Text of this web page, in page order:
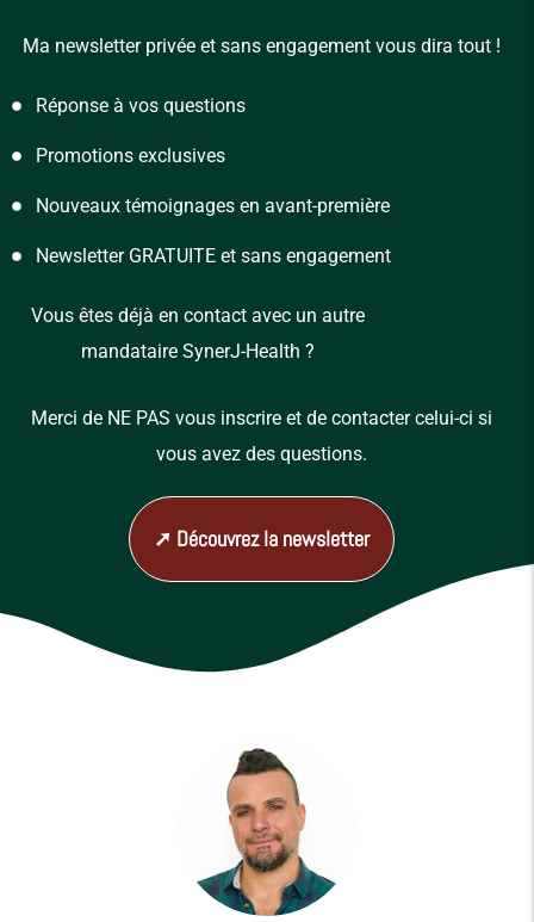
Ma newsletter privée et sans engagement vous dira tout !
Réponse à vos questions
Promotions exclusives
Nouveaux témoignages en avant-première
Newsletter GRATUITE et sans engagement
Vous êtes déjà en contact avec un autre
mandataire SynerJ-Health ?
Merci de NE PAS vous inscrire et de contacter celui-ci si
vous avez des questions.
➚ Découvrez la newsletter